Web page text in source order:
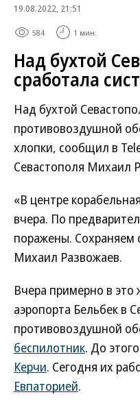
19.08.2022, 21:51
584 1 мин.
Над бухтой
сработала
Над бухтой
противовоздушной
хлопки, сообщил в
Севастополя Михаил
«В центре
вчера. По
поражены.
Михаил Развожаев.
Вчера примерно в это
аэропорта Бельбек в
противовоздушной
беспилотник. До
Керчи. Сегодня их
Евпаторией.